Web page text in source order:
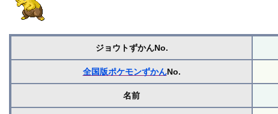
ジョウトずかんNo.
全国版ポケモンずかんNo.
名前